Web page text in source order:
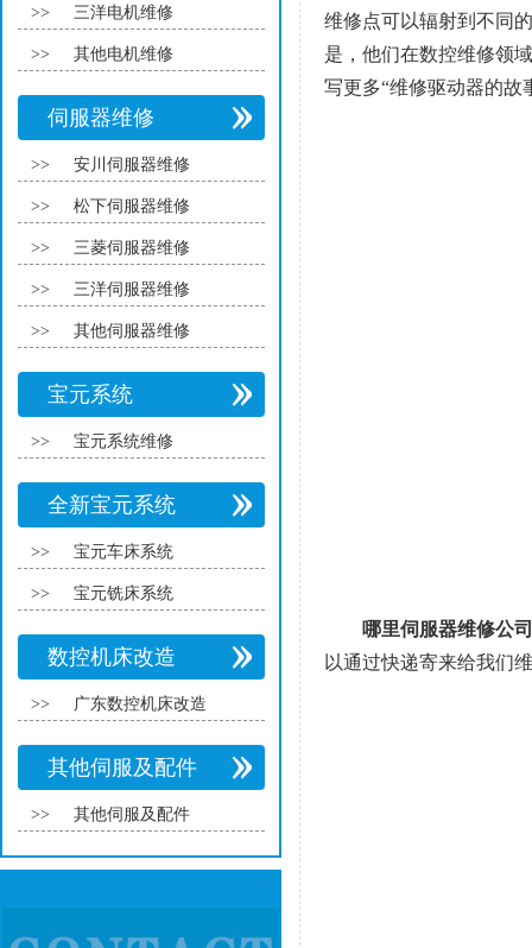
>> 三洋电机维修
>> 其他电机维修
伺服器维修
>> 安川伺服器维修
>> 松下伺服器维修
>> 三菱伺服器维修
>> 三洋伺服器维修
>> 其他伺服器维修
宝元系统
>> 宝元系统维修
全新宝元系统
>> 宝元车床系统
>> 宝元铣床系统
数控机床改造
>> 广东数控机床改造
其他伺服及配件
>> 其他伺服及配件
维修点可以辐射到不同
是，他们在数控维修领
写更多“维修驱动器的故
哪里伺服器维修公司
以通过快递寄来给我们